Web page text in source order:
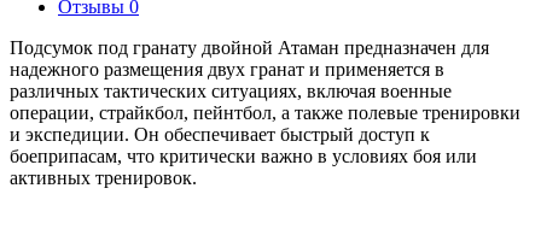
Отзывы 0
Подсумок под гранату двойной Атаман предназначен для
надежного размещения двух гранат и применяется в
различных тактических ситуациях, включая военные
операции, страйкбол, пейнтбол, а также полевые тренировки
и экспедиции. Он обеспечивает быстрый доступ к
боеприпасам, что критически важно в условиях боя или
активных тренировок.